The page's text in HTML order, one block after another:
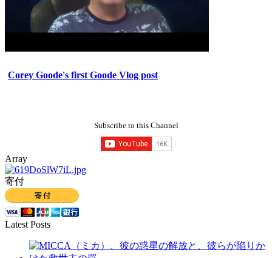
Corey Goode's first Goode Vlog post
Subscribe to this Channel
Array
寄付
Latest Posts